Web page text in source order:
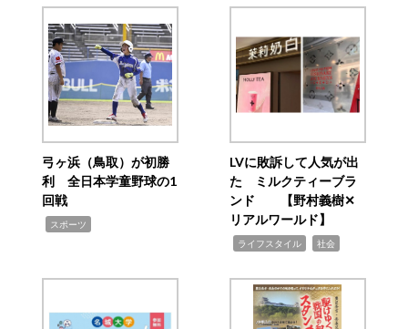
弓ヶ浜（鳥取）が初勝
利 全日本学童野球の1
回戦
スポーツ
LVに敗訴して人気が出
た ミルクティーブラ
ンド 【野村義樹✕
リアルワールド】
ライフスタイル 社会